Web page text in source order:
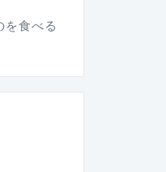
を食べる